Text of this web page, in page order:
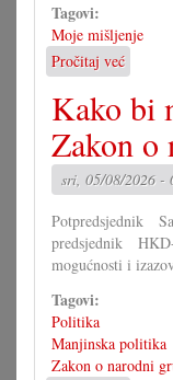
Tagovi:
Moje mišljenje
Pročitaj već
Ča
se
naučiti
od
Mirka
Kako bi
Zakon o
sri, 05/08/2026 -
Potpredsjednik
predsjednik
mogućnosti i
Tagovi:
Politika
Manjinska politika
Zakon o narodni